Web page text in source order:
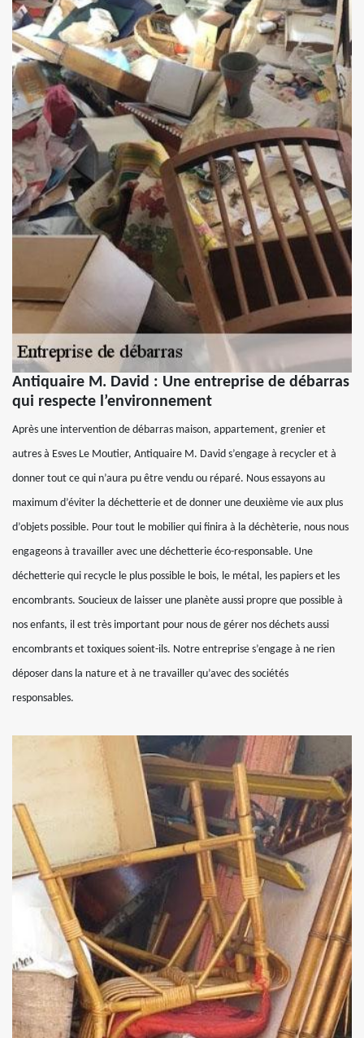
Antiquaire M. David : Une entreprise de débarras
qui respecte l’environnement
Après une intervention de débarras maison, appartement, grenier et
autres à Esves Le Moutier, Antiquaire M. David s’engage à recycler et à
donner tout ce qui n’aura pu être vendu ou réparé. Nous essayons au
maximum d’éviter la déchetterie et de donner une deuxième vie aux plus
d’objets possible. Pour tout le mobilier qui finira à la déchèterie, nous nous
engageons à travailler avec une déchetterie éco-responsable. Une
déchetterie qui recycle le plus possible le bois, le métal, les papiers et les
encombrants. Soucieux de laisser une planète aussi propre que possible à
nos enfants, il est très important pour nous de gérer nos déchets aussi
encombrants et toxiques soient-ils. Notre entreprise s’engage à ne rien
déposer dans la nature et à ne travailler qu’avec des sociétés
responsables.